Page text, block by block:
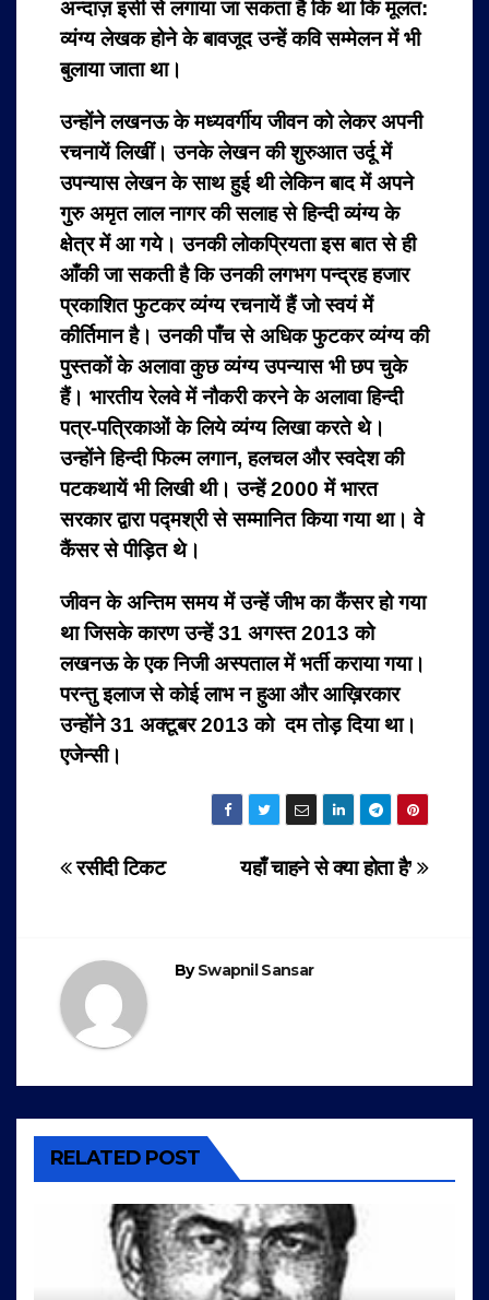
अन्दाज़ इसी से लगाया जा सकता है कि था कि मूलत:
व्यंग्य लेखक होने के बावजूद उन्हें कवि सम्मेलन में भी
बुलाया जाता था।
उन्होंने लखनऊ के मध्यवर्गीय जीवन को लेकर अपनी
रचनायें लिखीं। उनके लेखन की शुरुआत उर्दू में
उपन्यास लेखन के साथ हुई थी लेकिन बाद में अपने
गुरु अमृत लाल नागर की सलाह से हिन्दी व्यंग्य के
क्षेत्र में आ गये। उनकी लोकप्रियता इस बात से ही
आँकी जा सकती है कि उनकी लगभग पन्द्रह हजार
प्रकाशित फुटकर व्यंग्य रचनायें हैं जो स्वयं में
कीर्तिमान है। उनकी पाँच से अधिक फुटकर व्यंग्य की
पुस्तकों के अलावा कुछ व्यंग्य उपन्यास भी छप चुके
हैं। भारतीय रेलवे में नौकरी करने के अलावा हिन्दी
पत्र-पत्रिकाओं के लिये व्यंग्य लिखा करते थे।
उन्होंने हिन्दी फिल्म लगान, हलचल और स्वदेश की
पटकथायें भी लिखी थी। उन्हें 2000 में भारत
सरकार द्वारा पद्मश्री से सम्मानित किया गया था। वे
कैंसर से पीड़ित थे।
जीवन के अन्तिम समय में उन्हें जीभ का कैंसर हो गया
था जिसके कारण उन्हें 31 अगस्‍त 2013 को
लखनऊ के एक निजी अस्‍पताल में भर्ती कराया गया।
परन्तु इलाज से कोई लाभ न हुआ और आख़िरकार
उन्होंने 31 अक्टूबर 2013 को दम तोड़ दिया था।
एजेन्सी।
Post
यहाँ चाहने से क्‍या होता है’
रसीदी टिकट
BySwapnil Sansar
RELATED POST